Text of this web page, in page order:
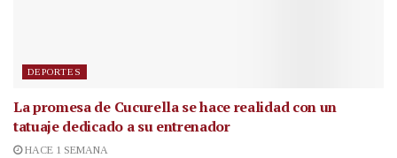
DEPORTES
La promesa de Cucurella se hace realidad con un
tatuaje dedicado a su entrenador
HACE 1 SEMANA